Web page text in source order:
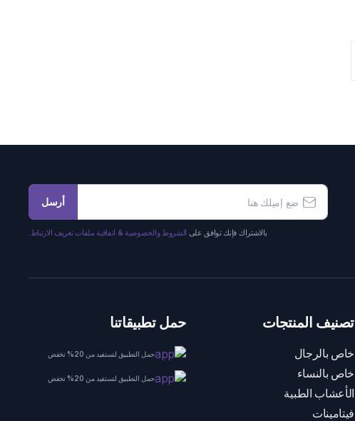
أرسل
بالاشتراك فإنك توافق على الشروط والخصوصية & اتفاقية ملفات تعريف الارتباط.
تصنيف المنتجات
خاص بالرجال
خاص بالنساء
الأعشاب الطبية
فيتامينات
حمل تطبيقاتنا
حمل التطبيق لتستفيد من 20% تخفض
حمل التطبيق لتستفيد من 20% تخفض